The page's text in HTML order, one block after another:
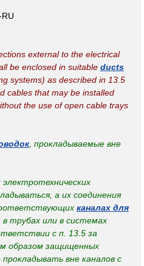
external to the electrical
be enclosed in suitable ducts
systems) as described in 13.5
cables that may be installed
the use of open cable trays
, прокладываемые вне
электротехнических
а их соединения
каналах для
трубах или в системах
с п. 13.5 за
образом защищенных
вне каналов с